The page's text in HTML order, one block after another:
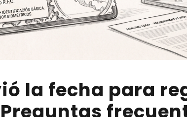
la fecha para